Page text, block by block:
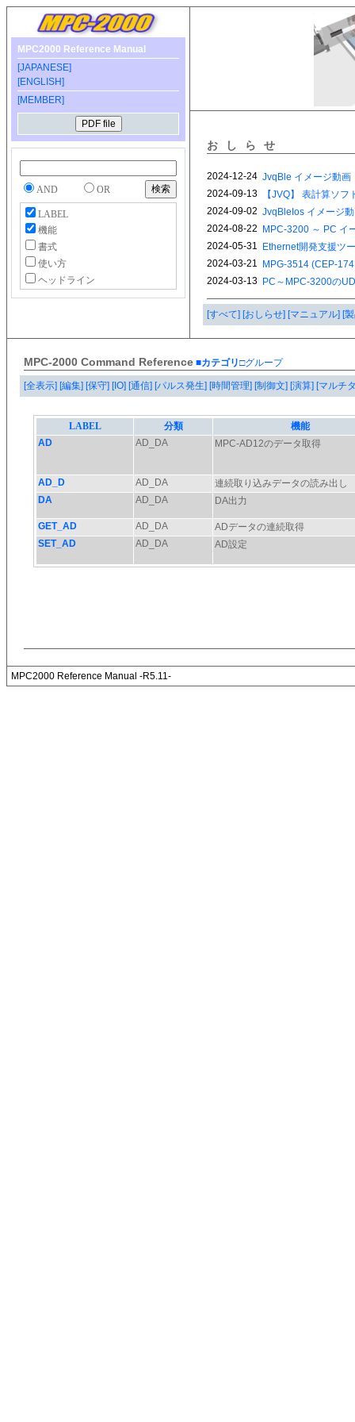
MPC2000 Reference Manual
[JAPANESE]
[ENGLISH]
[MEMBER]
AND OR
LABEL
機能
書式
使い方
ヘッドライン
おしらせ
[すべて] [おしらせ] [マニュアル] [
MPC-2000 Command Reference ■カテゴリ□グループ
[全表示] [編集] [保守] [IO] [通信] [パルス発生] [時間管理] [制御文] [演算] [マルチ
MPC2000 Reference Manual -R5.11-